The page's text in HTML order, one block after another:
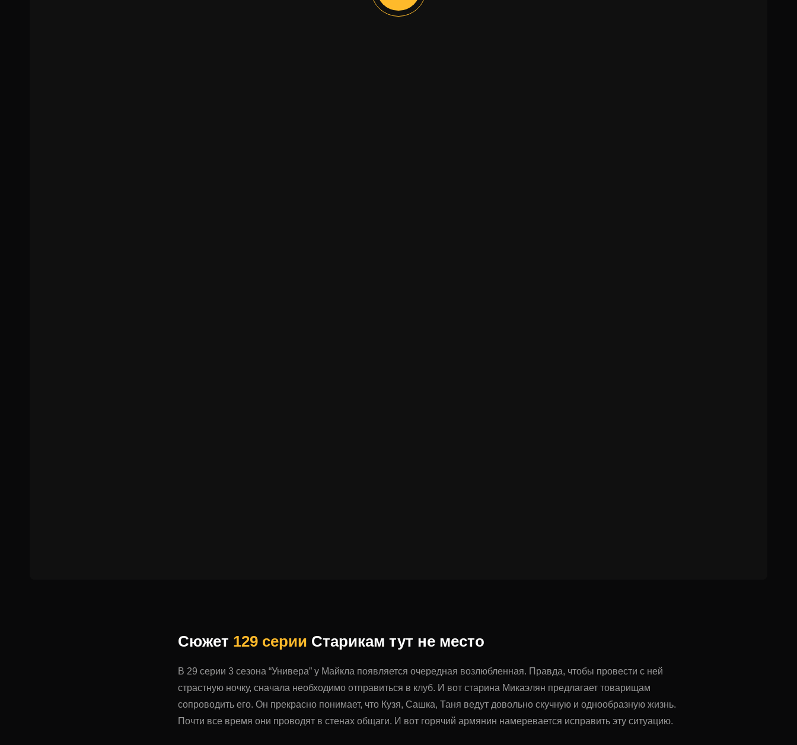
Сюжет 129 серии Старикам тут не место
В 29 серии 3 сезона “Универа” у Майкла появляется очередная возлюбленная. Правда, чтобы провести с ней
страстную ночку, сначала необходимо отправиться в клуб. И вот старина Микаэлян предлагает товарищам
сопроводить его. Он прекрасно понимает, что Кузя, Сашка, Таня ведут довольно скучную и однообразную жизнь.
Почти все время они проводят в стенах общаги. И вот горячий армянин намеревается исправить эту ситуацию.